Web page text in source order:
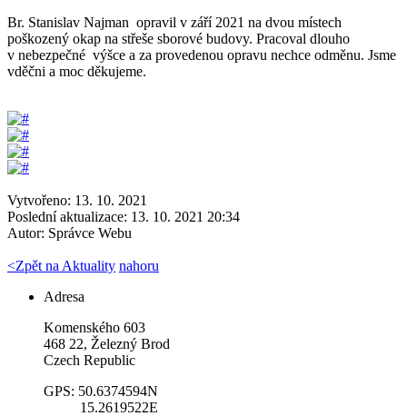
Br. Stanislav Najman opravil v září 2021 na dvou místech
poškozený okap na střeše sborové budovy. Pracoval dlouho
v nebezpečné výšce a za provedenou opravu nechce odměnu. Jsme
vděčni a moc děkujeme.
Vytvořeno: 13. 10. 2021
Poslední aktualizace: 13. 10. 2021 20:34
Autor: Správce Webu
<Zpět na Aktuality nahoru
Adresa
Komenského 603
468 22, Železný Brod
Czech Republic
GPS: 50.6374594N
15.2619522E